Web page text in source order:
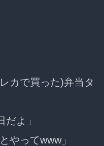
カで買った)弁当タ
よ」
やってwww」